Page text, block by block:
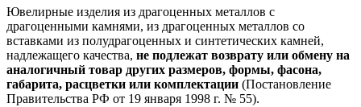
Ювелирные изделия из драгоценных металлов с
драгоценными камнями, из драгоценных металлов со
вставками из полудрагоценных и синтетических камней,
надлежащего качества, не подлежат возврату или обмену на
аналогичный товар других размеров, формы, фасона,
габарита, расцветки или комплектации (Постановление
Правительства РФ от 19 января 1998 г. № 55).